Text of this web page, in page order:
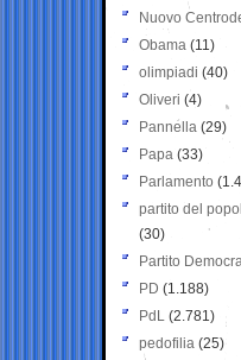
Nuovo
Obama (11)
olimpiadi (40)
Oliveri (4)
Pannella (29)
Papa (33)
Parlamento
partito del
(30)
Partito
PD (1.188)
PdL (2.781)
pedofilia (25)